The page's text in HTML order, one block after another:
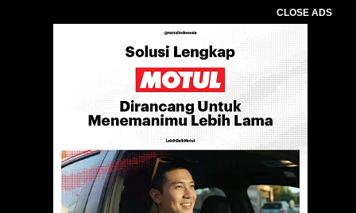
CLOSE ADS